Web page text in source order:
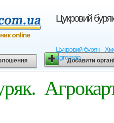
Цукровий
Цукровий буряк -
agromap
online
Добавити